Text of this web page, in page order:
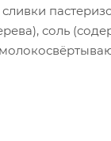
соль